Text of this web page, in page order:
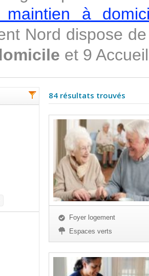
à
Nord dispose
et 9
84 résultats trouvés
Foyer logement
Espaces verts